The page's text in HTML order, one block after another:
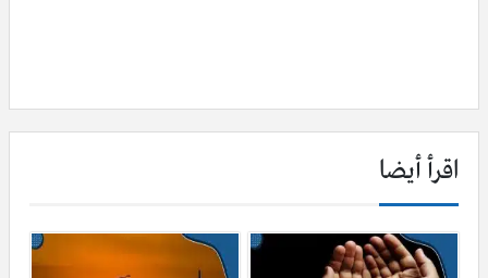
اقرأ أيضا